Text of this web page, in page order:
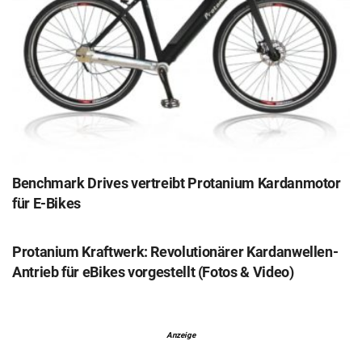
Benchmark Drives vertreibt Protanium Kardanmotor
für E-Bikes
Protanium Kraftwerk: Revolutionärer Kardanwellen-
Antrieb für eBikes vorgestellt (Fotos & Video)
Anzeige